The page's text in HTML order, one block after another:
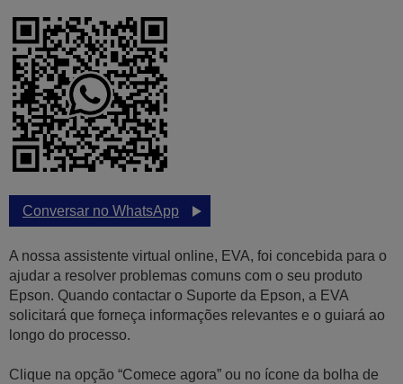
Conversar no WhatsApp
A nossa assistente virtual online, EVA, foi concebida para o
ajudar a resolver problemas comuns com o seu produto
Epson. Quando contactar o Suporte da Epson, a EVA
solicitará que forneça informações relevantes e o guiará ao
longo do processo.
Clique na opção “Comece agora” ou no ícone da bolha de